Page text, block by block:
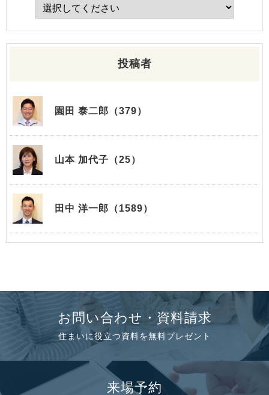
投稿者
園田 泰二郎（379）
山本 加代子（25）
田中 洋一郎（1589）
お問い合わせ・資料請求
住まいに役立つ資料を無料プレゼント
来場予約